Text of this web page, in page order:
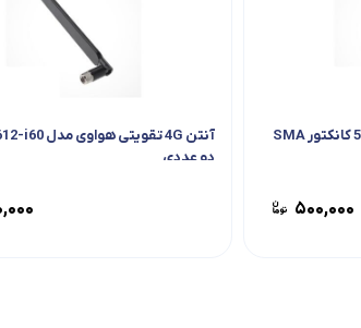
آنتن 5G/4G مودم رومیزی 5dBi کانکتور SMA
۵۰۰,۰۰۰
دو عددی